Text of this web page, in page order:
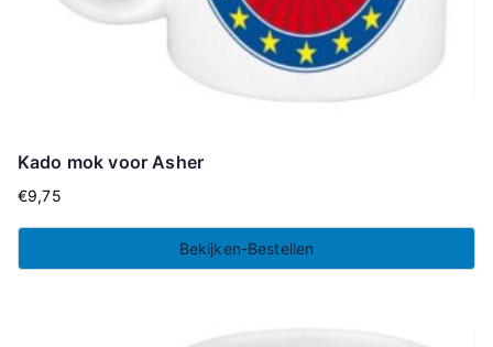
Kado mok voor Asher
€9,75
Bekijken-Bestellen